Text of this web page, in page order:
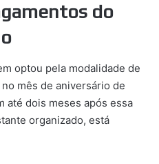
do
optou pela modalidade de
mês de aniversário de
até dois meses após essa
organizado, está